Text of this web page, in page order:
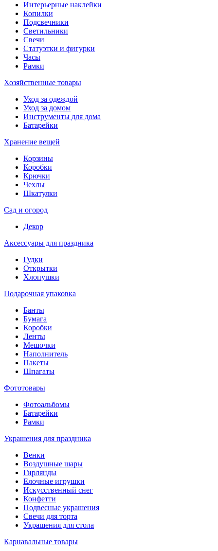
Интерьерные наклейки
Копилки
Подсвечники
Светильники
Свечи
Статуэтки и фигурки
Часы
Рамки
Хозяйственные товары
Уход за одеждой
Уход за домом
Инструменты для дома
Батарейки
Хранение вещей
Корзины
Коробки
Крючки
Чехлы
Шкатулки
Сад и огород
Декор
Аксессуары для праздника
Гудки
Открытки
Хлопушки
Подарочная упаковка
Банты
Бумага
Коробки
Ленты
Мешочки
Наполнитель
Пакеты
Шпагаты
Фототовары
Фотоальбомы
Батарейки
Рамки
Украшения для праздника
Венки
Воздушные шары
Гирлянды
Елочные игрушки
Искусственный снег
Конфетти
Подвесные украшения
Свечи для торта
Украшения для стола
Карнавальные товары